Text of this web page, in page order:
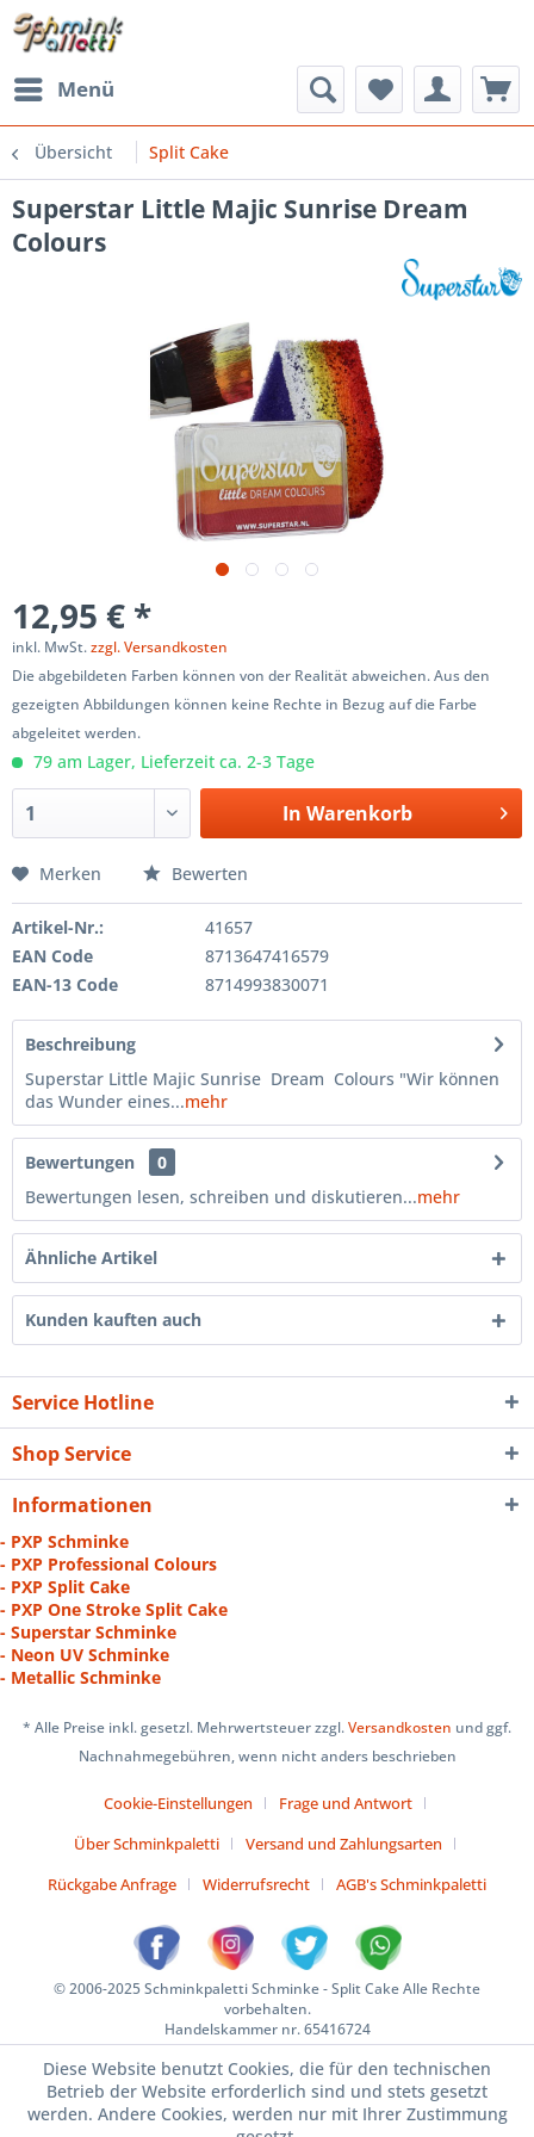
Menü
Übersicht Split Cake
Superstar Little Majic Sunrise Dream
Colours
12,95 € *
inkl. MwSt.zzgl. Versandkosten
Die abgebildeten Farben können von der Realität abweichen. Aus den
gezeigten Abbildungen können keine Rechte in Bezug auf die Farbe
abgeleitet werden.
79 am Lager, Lieferzeit ca. 2-3 Tage
In Warenkorb
Merken Bewerten
Artikel-Nr.:
41657
EAN Code
8713647416579
EAN-13 Code
8714993830071
Beschreibung
Superstar Little Majic Sunrise Dream Colours "Wir können
das Wunder eines...mehr
Bewertungen
0
Bewertungen lesen, schreiben und diskutieren...mehr
Ähnliche Artikel
Kunden kauften auch
Service Hotline
Shop Service
Informationen
- PXP Schminke
- PXP Professional Colours
- PXP Split Cake
- PXP One Stroke Split Cake
- Superstar Schminke
- Neon UV Schminke
- Metallic Schminke
* Alle Preise inkl. gesetzl. Mehrwertsteuer zzgl.Versandkosten und ggf.
Nachnahmegebühren, wenn nicht anders beschrieben
Cookie-Einstellungen
Frage und Antwort
Über Schminkpaletti
Versand und Zahlungsarten
Rückgabe Anfrage
Widerrufsrecht AGB's Schminkpaletti
© 2006-2025 Schminkpaletti Schminke - Split Cake Alle Rechte
vorbehalten.
Handelskammer nr. 65416724
Diese Website benutzt Cookies, die für den technischen
Betrieb der Website erforderlich sind und stets gesetzt
werden. Andere Cookies, werden nur mit Ihrer Zustimmung